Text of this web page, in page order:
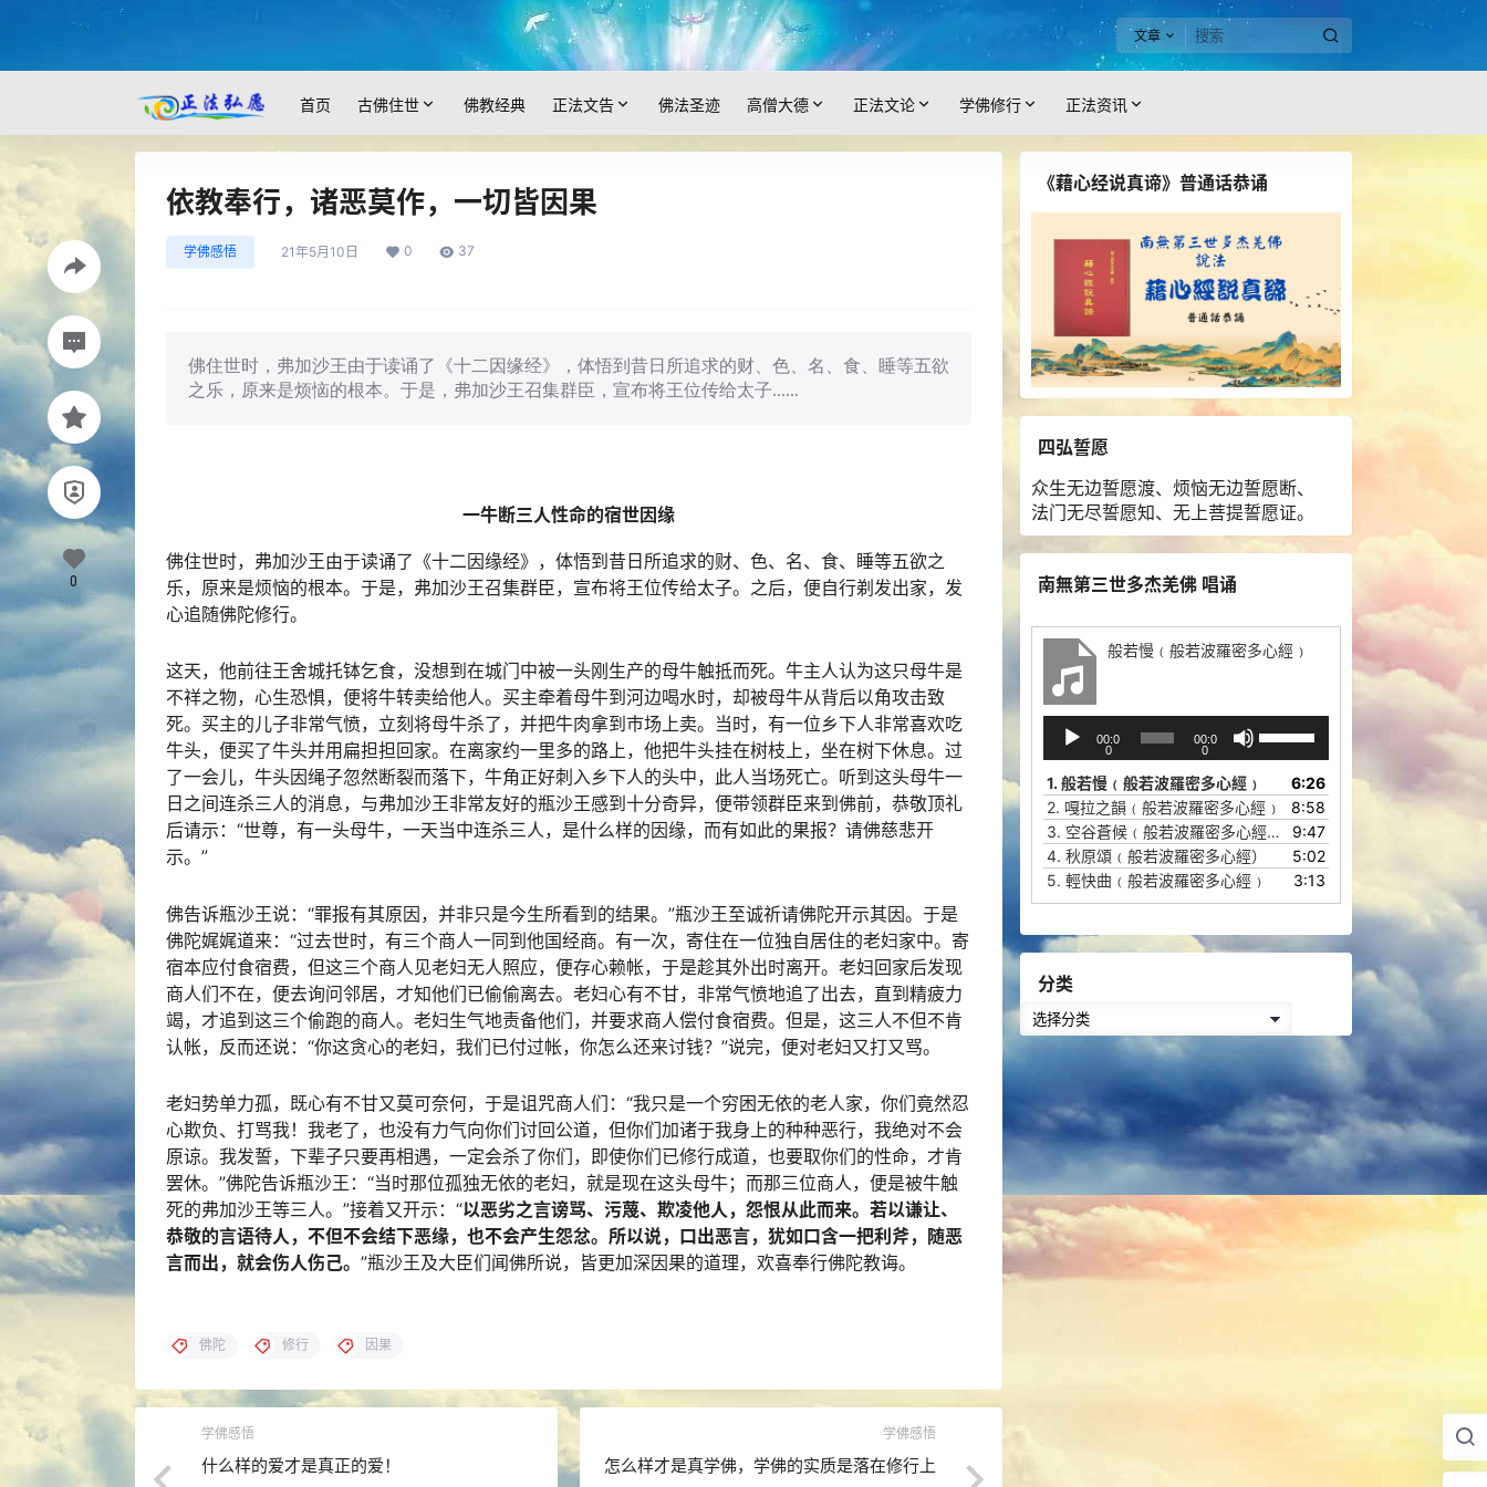
文章
首页 古佛住世 佛教经典 正法文告 佛法圣迹 高僧大德 正法文论 学佛修行 正法资讯
依教奉行，诸恶莫作，一切皆因果
学佛感悟 21年5月10日 0 37
佛住世时，弗加沙王由于读诵了《十二因缘经》，体悟到昔日所追求的财、色、名、食、睡等五欲
之乐，原来是烦恼的根本。于是，弗加沙王召集群臣，宣布将王位传给太子......
一牛断三人性命的宿世因缘
佛住世时，弗加沙王由于读诵了《十二因缘经》，体悟到昔日所追求的财、色、名、食、睡等五欲之
乐，原来是烦恼的根本。于是，弗加沙王召集群臣，宣布将王位传给太子。之后，便自行剃发出家，发
心追随佛陀修行。
这天，他前往王舍城托钵乞食，没想到在城门中被一头刚生产的母牛触抵而死。牛主人认为这只母牛是
不祥之物，心生恐惧，便将牛转卖给他人。买主牵着母牛到河边喝水时，却被母牛从背后以角攻击致
死。买主的儿子非常气愤，立刻将母牛杀了，并把牛肉拿到巿场上卖。当时，有一位乡下人非常喜欢吃
牛头，便买了牛头并用扁担担回家。在离家约一里多的路上，他把牛头挂在树枝上，坐在树下休息。过
了一会儿，牛头因绳子忽然断裂而落下，牛角正好刺入乡下人的头中，此人当场死亡。听到这头母牛一
日之间连杀三人的消息，与弗加沙王非常友好的瓶沙王感到十分奇异，便带领群臣来到佛前，恭敬顶礼
后请示：“世尊，有一头母牛，一天当中连杀三人，是什么样的因缘，而有如此的果报？请佛慈悲开
示。”
佛告诉瓶沙王说：“罪报有其原因，并非只是今生所看到的结果。”瓶沙王至诚祈请佛陀开示其因。于是
佛陀娓娓道来：“过去世时，有三个商人一同到他国经商。有一次，寄住在一位独自居住的老妇家中。寄
宿本应付食宿费，但这三个商人见老妇无人照应，便存心赖帐，于是趁其外出时离开。老妇回家后发现
商人们不在，便去询问邻居，才知他们已偷偷离去。老妇心有不甘，非常气愤地追了出去，直到精疲力
竭，才追到这三个偷跑的商人。老妇生气地责备他们，并要求商人偿付食宿费。但是，这三人不但不肯
认帐，反而还说：“你这贪心的老妇，我们已付过帐，你怎么还来讨钱？”说完，便对老妇又打又骂。
老妇势单力孤，既心有不甘又莫可奈何，于是诅咒商人们：“我只是一个穷困无依的老人家，你们竟然忍
心欺负、打骂我！我老了，也没有力气向你们讨回公道，但你们加诸于我身上的种种恶行，我绝对不会
原谅。我发誓，下辈子只要再相遇，一定会杀了你们，即使你们已修行成道，也要取你们的性命，才肯
罢休。”佛陀告诉瓶沙王：“当时那位孤独无依的老妇，就是现在这头母牛；而那三位商人，便是被牛触
死的弗加沙王等三人。”接着又开示：“以恶劣之言谤骂、污蔑、欺凌他人，怨恨从此而来。若以谦让、
恭敬的言语待人，不但不会结下恶缘，也不会产生怨忿。所以说，口出恶言，犹如口含一把利斧，随恶
言而出，就会伤人伤己。 ”瓶沙王及大臣们闻佛所说，皆更加深因果的道理，欢喜奉行佛陀教诲。
0
佛陀 修行 因果
学佛感悟
什么样的爱才是真正的爱！
学佛感悟
怎么样才是真学佛，学佛的实质是落在修行上
《藉心经说真谛》普通话恭诵
四弘誓愿
众生无边誓愿渡、烦恼无边誓愿断、
法门无尽誓愿知、无上菩提誓愿证。
南無第三世多杰羌佛 唱诵
般若慢﹙般若波羅密多心經﹚
播
放
器
00:0
0
00:0
0
/
下
箭
头
键
增
高
1. 般若慢﹙般若波羅密多心經﹚
6:26
2. 嘎拉之韻﹙般若波羅密多心經﹚
8:58
3. 空谷蒼候﹙般若波羅密多心經﹚
9:47
4. 秋原頌﹙般若波羅密多心經）
5:02
5. 輕快曲﹙般若波羅密多心經﹚ 3:13
分类
分
类